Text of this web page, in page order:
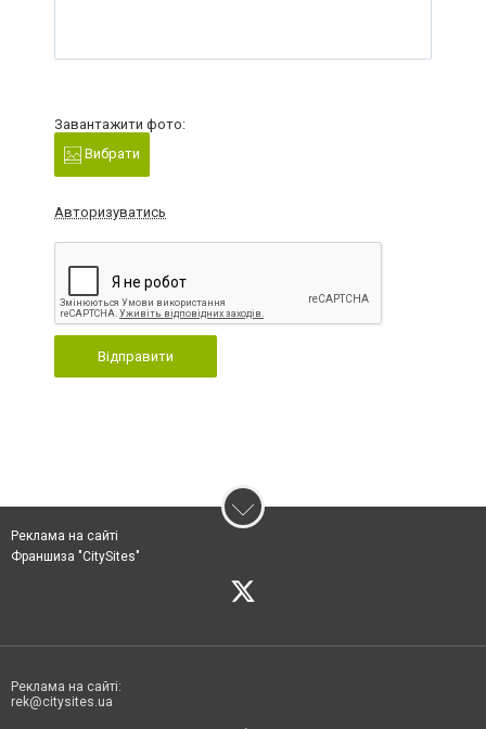
Завантажити фото:
Вибрати
Авторизуватись
Відправити
Реклама на сайті
Франшиза "CitySites"
Реклама на сайті:
rek@citysites.ua